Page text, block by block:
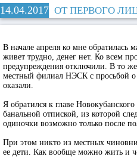
14.04.2017 ОТ ПЕРВОГО
В начале апреля ко мне обратилась
живет трудно, денег нет. Ко всем
предупреждения отключили. В то же
местный филиал НЭСК с просьбой о
оказали.
Я обратился к главе
банальной отпиской, из которой
одиночки возможно только после
При этом никто из местных
ее дети. Как вообще можно жить и